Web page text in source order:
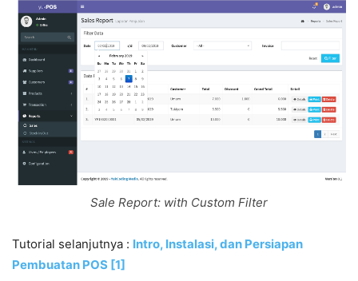
Sale Report: with Custom Filter
Tutorial selanjutnya : Intro, Instalasi, dan Persiapan
Pembuatan POS [1]